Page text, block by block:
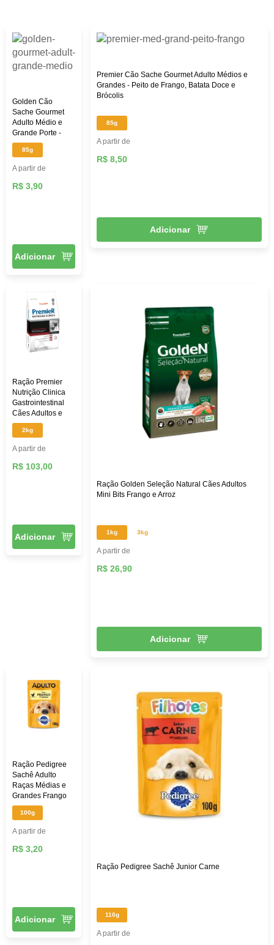
brinquedos que vão deixar seu pet mais feliz e ativo,
roupas, acessórios e muito mais!
Golden Cão
Sache Gourmet
Adulto Médio e
Grande Porte -
Frango, Espinafre,
Arroz e Cenoura
85g
A partir de
R$ 3,90
Adicionar
Premier Cão Sache Gourmet Adulto Médios e
Grandes - Peito de Frango, Batata Doce e
Brócolis
85g
A partir de
R$ 8,50
Adicionar
Ração Premier
Nutrição Clinica
Gastrointestinal
Cães Adultos e
Filhotes Raças
Pequenas
2kg
A partir de
R$ 103,00
Adicionar
Ração Golden Seleção Natural Cães Adultos
Mini Bits Frango e Arroz
1kg 3kg
A partir de
R$ 26,90
Adicionar
Ração Pedigree
Sachê Adulto
Raças Médias e
Grandes Frango
ao Molho 100g
100g
A partir de
R$ 3,20
Adicionar
Ração Pedigree Sachê Junior Carne
110g
A partir de